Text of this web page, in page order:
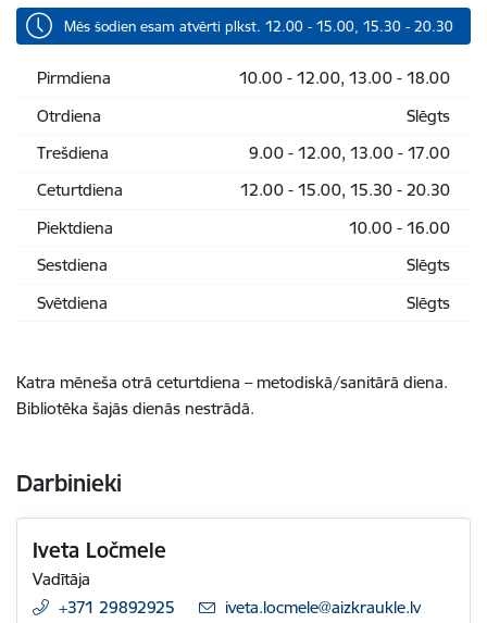
Mēs šodien esam atvērti plkst. 12.00 - 15.00, 15.30 - 20.30
Pirmdiena
10.00 - 12.00, 13.00 - 18.00
Otrdiena
Slēgts
Trešdiena
9.00 - 12.00, 13.00 - 17.00
Ceturtdiena
12.00 - 15.00, 15.30 - 20.30
Piektdiena
10.00 - 16.00
Sestdiena
Slēgts
Svētdiena
Slēgts
Katra mēneša otrā ceturtdiena – metodiskā/sanitārā diena.
Bibliotēka šajās dienās nestrādā.
Darbinieki
Iveta Ločmele
Vadītāja
+371 29892925
E-pasts:
iveta.locmele@aizkraukle.lv